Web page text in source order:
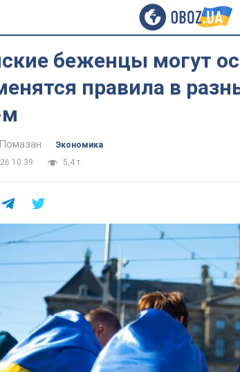
беженцы могут
правила в
м
Экономика
10:39
5,4 т.